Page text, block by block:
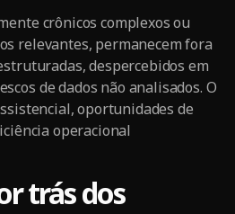
crônicos complexos ou
relevantes, permanecem fora
despercebidos em
de dados não analisados. O
oportunidades de
operacional
trás dos